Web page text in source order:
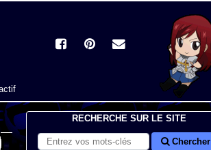
RECHERCHE SUR LE SITE
Chercher